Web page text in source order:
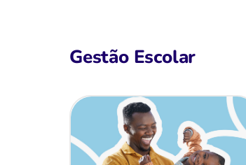
Gestão Escolar